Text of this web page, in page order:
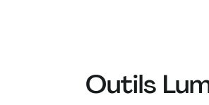
Outils